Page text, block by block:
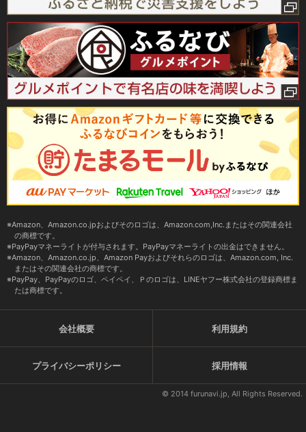
Amazon、Amazon.co.jpおよびそのロゴは、Amazon.com,Inc.またはその関連会社
の商標です。
PayPayマネーライトが付与されます。PayPayマネーライトの出金はできません。
Amazon、Amazon.co.jp、Amazon Payおよびそれらのロゴは、Amazon.com, Inc.
またはその関連会社の商標です。
PayPay、PayPayのロゴ、ペイペイ、Ｐのロゴは、LINEヤフー株式会社の登録商標ま
たは商標です。
会社概要 利用規約
プライバシーポリシー 採用情報
© 2014 furunavi.jp, All Rights Reserved.